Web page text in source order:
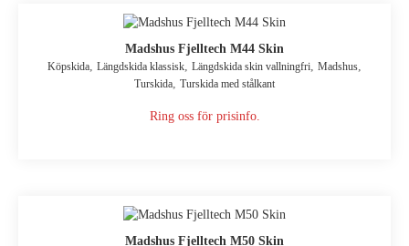
Madshus Fjelltech M44 Skin
Köpskida, Längdskida klassisk, Längdskida skin vallningfri, Madshus,
Turskida, Turskida med stålkant
Ring oss för prisinfo.
Madshus Fjelltech M50 Skin